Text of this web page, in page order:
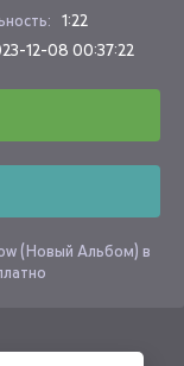
1:22
12-08 00:37:22
(Новый Альбом) в